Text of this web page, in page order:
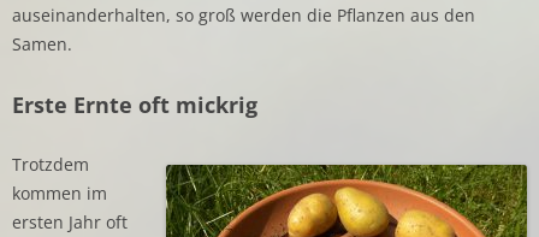
auseinanderhalten, so groß werden die Pflanzen aus den
Samen.
Erste Ernte oft mickrig
Trotzdem
kommen im
ersten Jahr oft